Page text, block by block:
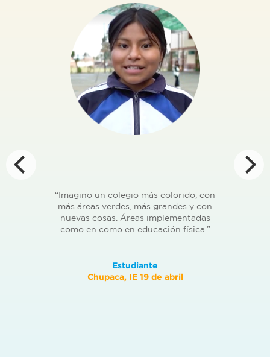
“Imagino un colegio más colorido, con
más áreas verdes, más grandes y con
nuevas cosas. Áreas implementadas
como en como en educación física.”
Estudiante
Chupaca, IE 19 de abril